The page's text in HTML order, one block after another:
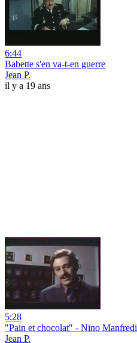
6:44
Babette s'en va-t-en guerre
Jean P.
il y a 19 ans
5:28
"Pain et chocolat" - Nino Manfredi
Jean P.